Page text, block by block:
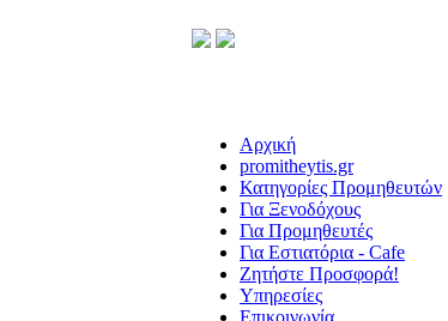
Αρχική
promitheytis.gr
Κατηγορίες Προμηθευτών
Για Ξενοδόχους
Για Προμηθευτές
Για Εστιατόρια - Cafe
Ζητήστε Προσφορά!
Υπηρεσίες
Επικοινωνία